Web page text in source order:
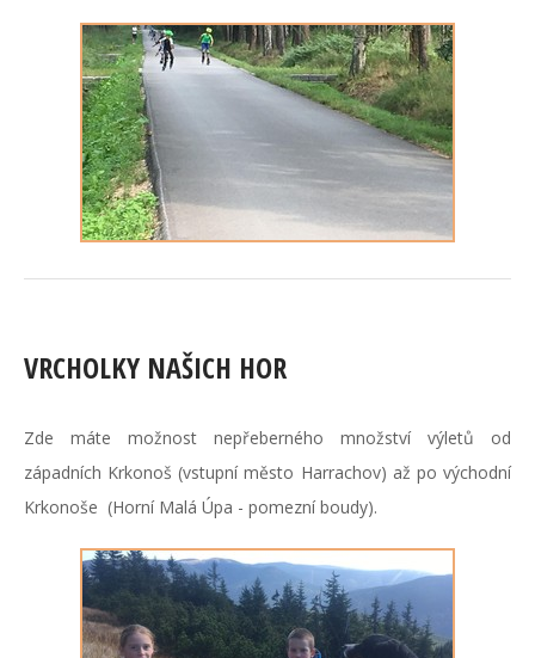
VRCHOLKY NAŠICH HOR
Zde máte možnost nepřeberného množství výletů od
západních Krkonoš (vstupní město Harrachov) až po východní
Krkonoše (Horní Malá Úpa - pomezní boudy).